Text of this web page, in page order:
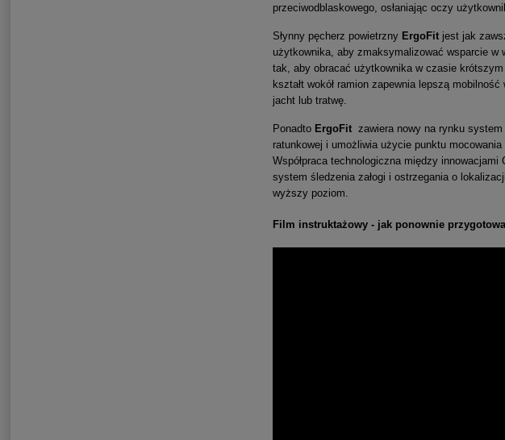
przeciwodblaskowego, osłaniając oczy
Słynny pęcherz powietrzny ErgoFitjest jak
użytkownika, aby zmaksymalizować wsparcie w
tak, aby obracać użytkownika w czasie
kształt wokół ramion zapewnia lepszą
jacht lub tratwę.
Ponadto ErgoFit zawiera nowy na rynku
ratunkowej i umożliwia użycie punktu
Współpraca technologiczna między
system śledzenia załogi i ostrzegania o
wyższy poziom.
Film instruktażowy - jak ponownie